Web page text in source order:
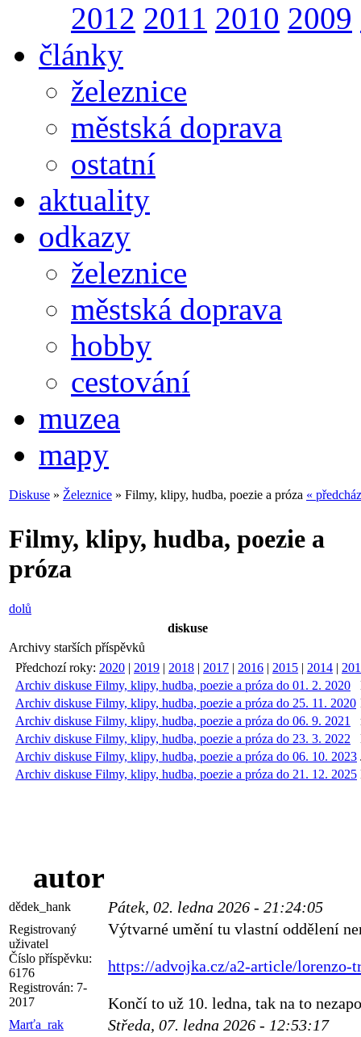
2012 2011 2010 2009
články
železnice
městská doprava
ostatní
aktuality
odkazy
železnice
městská doprava
hobby
cestování
muzea
mapy
Diskuse » Železnice » Filmy, klipy, hudba, poezie a próza «
Filmy, klipy, hudba, poezie a
próza
dolů
diskuse
Archivy starších příspěvků
Předchozí roky: 2020 | 2019 | 2018 | 2017 | 2016 | 2015 | 2014 |
Archiv diskuse Filmy, klipy, hudba, poezie a próza do 01. 2. 2020
Archiv diskuse Filmy, klipy, hudba, poezie a próza do 25. 11. 2020
Archiv diskuse Filmy, klipy, hudba, poezie a próza do 06. 9. 2021
Archiv diskuse Filmy, klipy, hudba, poezie a próza do 23. 3. 2022
Archiv diskuse Filmy, klipy, hudba, poezie a próza do 06. 10. 2023
Archiv diskuse Filmy, klipy, hudba, poezie a próza do 21. 12. 2025
autor
dědek_hank Pátek, 02. ledna 2026 - 21:24:05
Registrovaný
uživatel
Číslo příspěvku:
6176
Registrován: 7-
2017
Výtvarné umění tu vlastní oddělení
https://advojka.cz/a2-article/lorenzo-
Končí to už 10. ledna, tak na to
Marťa_rak Středa, 07. ledna 2026 - 12:53:17